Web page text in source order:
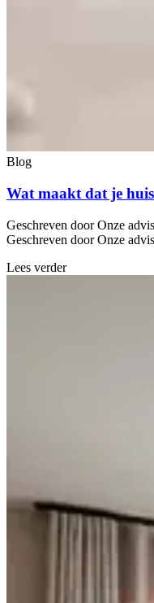
Blog
Wat maakt dat je
Geschreven door Onze
Geschreven door Onze
Lees verder